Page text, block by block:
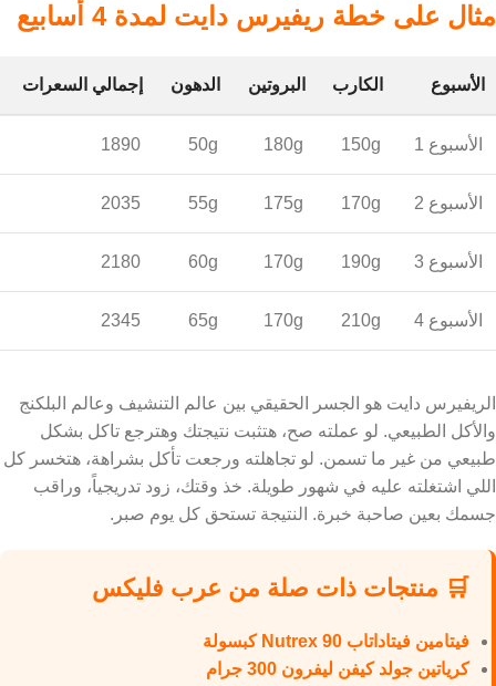
مثال على خطة ريفيرس دايت لمدة 4 أسابيع
الأسبوع الكارب البروتين الدهون إجمالي السعرات
الأسبوع 1 150g
180g
50g
1890
الأسبوع 2 170g
175g
55g
2035
الأسبوع 3 190g
170g
60g
2180
الأسبوع 4 210g
170g
65g
2345
الريفيرس دايت هو الجسر الحقيقي بين عالم التنشيف وعالم البلكنج
والأكل الطبيعي. لو عملته صح، هتثبت نتيجتك وهترجع تاكل بشكل
طبيعي من غير ما تسمن. لو تجاهلته ورجعت تأكل بشراهة، هتخسر كل
اللي اشتغلته عليه في شهور طويلة. خذ وقتك، زود تدريجياً، وراقب
جسمك بعين صاحبة خبرة. النتيجة تستحق كل يوم صبر.
🛒 منتجات ذات صلة من عرب فليكس
فيتامين فيتاداتاب Nutrex 90 كبسولة
كرياتين جولد كيفن ليفرون 300 جرام